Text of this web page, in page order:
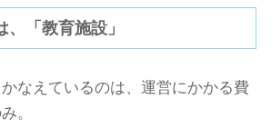
「教育施設」
なえているのは、運営にかかる費
。